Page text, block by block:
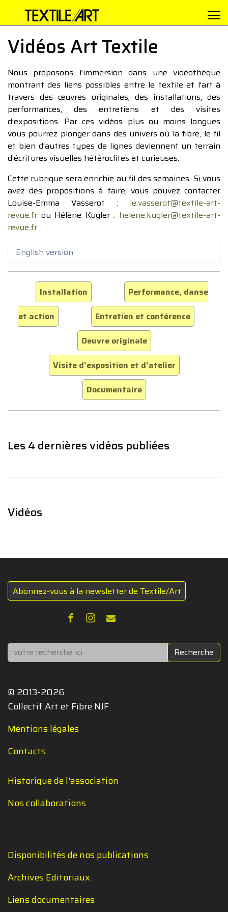
Vidéos Art Textile
Nous proposons l’immersion dans une vidéothèque
montrant des liens possibles entre le textile et l’art à
travers des œuvres originales, des installations, des
performances, des entretiens et des visites
d’expositions. Par ces vidéos plus ou moins longues
vous pourrez plonger dans des univers où la fibre, le fil
et bien d’autres types de lignes deviennent un terrain
d’écritures visuelles hétéroclites et curieuses.
Cette rubrique sera enrichie au fil des semaines. Si vous
avez des propositions à faire, vous pouvez contacter
Louise-Emma Vasserot : le.vasserot@textile-art-
revue.fr ou Hélène Kugler : helene.kugler@textile-art-
revue.fr
English version
Installation
Performance, danse
et action
Entretien et conférence
Oeuvre originale
Visite d'exposition et d'atelier
Documentaire
Les 4 dernières vidéos publiées
Vidéos
Abonnez-vous à la newsletter de Textile/Art
Rechercher Recherche
© 2013-2026
Collectif Art et Fibre NJF
Mentions légales
Contacts
Historique de l'association
Nos collaborations
Disponibilités de nos publications
Archives Editoriaux
Liens documentaires